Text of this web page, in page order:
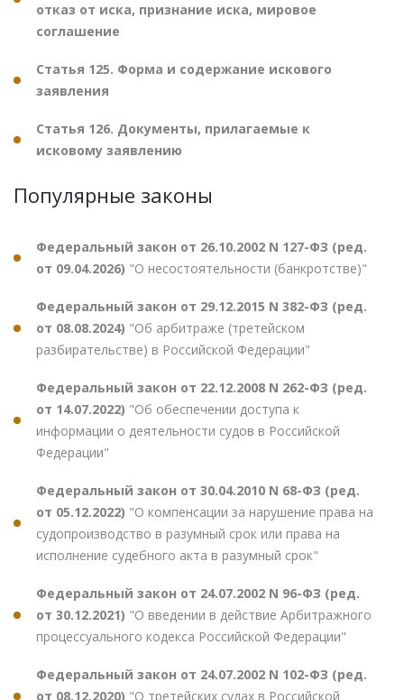
отказ от иска, признание иска, мировое
соглашение
Статья 125. Форма и содержание искового
заявления
Статья 126. Документы, прилагаемые к
исковому заявлению
Популярные законы
Федеральный закон от 26.10.2002 N 127-ФЗ (ред.
от 09.04.2026) "О несостоятельности (банкротстве)"
Федеральный закон от 29.12.2015 N 382-ФЗ (ред.
от 08.08.2024) "Об арбитраже (третейском
разбирательстве) в Российской Федерации"
Федеральный закон от 22.12.2008 N 262-ФЗ (ред.
от 14.07.2022) "Об обеспечении доступа к
информации о деятельности судов в Российской
Федерации"
Федеральный закон от 30.04.2010 N 68-ФЗ (ред.
от 05.12.2022) "О компенсации за нарушение права на
судопроизводство в разумный срок или права на
исполнение судебного акта в разумный срок"
Федеральный закон от 24.07.2002 N 96-ФЗ (ред.
от 30.12.2021) "О введении в действие Арбитражного
процессуального кодекса Российской Федерации"
Федеральный закон от 24.07.2002 N 102-ФЗ (ред.
от 08.12.2020) "О третейских судах в Российской